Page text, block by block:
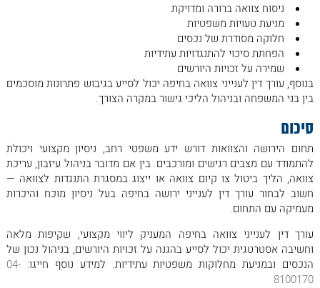
ניסוח צוואה ברורה ומדויקת
מניעת טעויות משפטיות
חלוקה מסודרת של נכסים
הפחתת סיכוי להתנגדויות עתידיות
שמירה על זכויות היורשים
בנוסף, עורך דין לענייני צוואה בחיפה יכול לסייע בגיבוש פתרונות מוסכמים
בין בני המשפחה ובניהול הליכי גישור במקרה הצורך.
סיכום
תחום הירושה והצוואות דורש ידע משפטי רחב, ניסיון מקצועי ויכולת
להתמודד עם מצבים רגישים ומורכבים. בין אם מדובר בניהול עיזבון, עריכת
צוואה, הליך ביטול צו קיום צוואה או ייצוג במסגרת התנגדות לצוואה —
חשוב לבחור עורך דין לענייני ירושה בחיפה בעל ניסיון מוכח והיכרות
מעמיקה עם התחום.
עורך דין לענייני צוואה בחיפה המעניק ליווי מקצועי, שקיפות מלאה
וחשיבה אסטרטגית יכול לסייע בהגנה על זכויות היורשים, בניהול נכון של
הנכסים ובמניעת מחלוקות משפטיות עתידיות. למידע נוסף חייגו:04-
8100170